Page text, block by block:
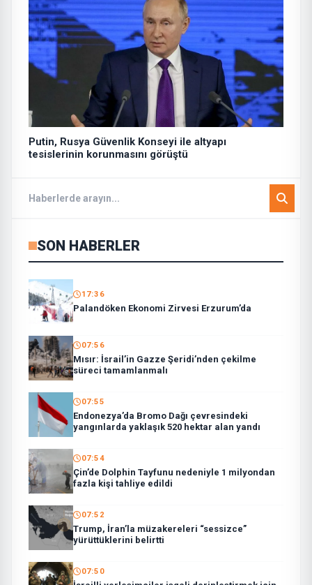
Putin, Rusya Güvenlik Konseyi ile altyapı
tesislerinin korunmasını görüştü
SON HABERLER
17:36
Palandöken Ekonomi Zirvesi Erzurum’da
07:56
Mısır: İsrail’in Gazze Şeridi’nden çekilme
süreci tamamlanmalı
07:55
Endonezya’da Bromo Dağı çevresindeki
yangınlarda yaklaşık 520 hektar alan yandı
07:54
Çin’de Dolphin Tayfunu nedeniyle 1 milyondan
fazla kişi tahliye edildi
07:52
Trump, İran’la müzakereleri “sessizce”
yürüttüklerini belirtti
07:50